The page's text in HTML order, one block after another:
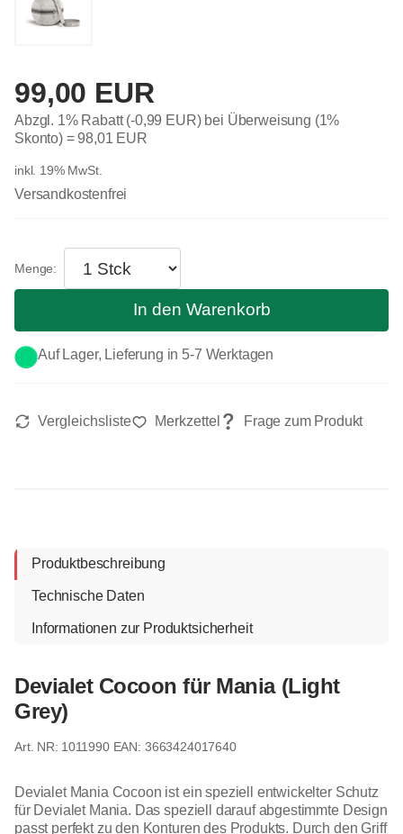
99,00 EUR
Abzgl. 1% Rabatt (-0,99 EUR) bei Überweisung (1%
Skonto) =98,01 EUR
inkl. 19% MwSt.
Versandkostenfrei
Auf Lager, Lieferung in 5-7 Werktagen
In den Warenkorb
Produktbeschreibung
Technische Daten
Informationen zur Produktsicherheit
Devialet Cocoon für Mania (Light
Grey)
1011990 EAN: 3663424017640
Devialet Mania Cocoon ist ein speziell entwickelter Schutz
für Devialet Mania. Das speziell darauf abgestimmte Design
passt perfekt zu den Konturen des Produkts. Durch den Griff